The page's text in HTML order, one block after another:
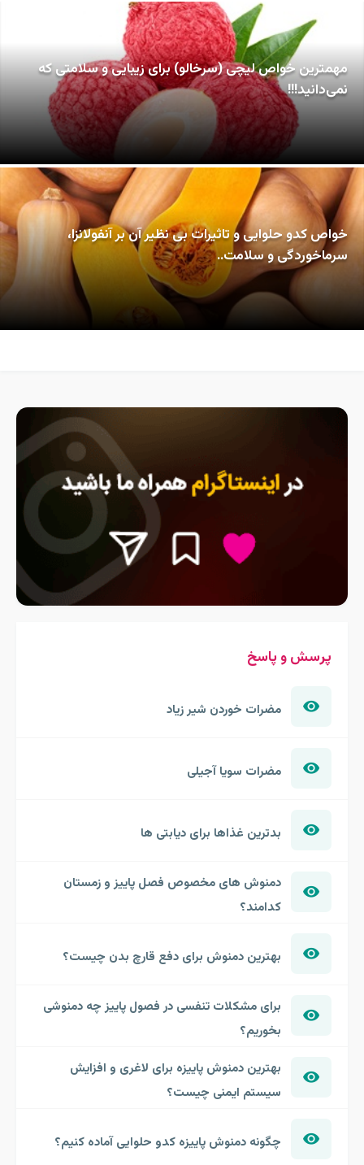
مهمترین خواص لیچی (سرخالو) برای زیبایی و سلامتی که
نمی‌دانید!!!
خواص کدو حلوایی و تاثیرات بی نظیر آن بر آنفولانزا،
سرماخوردگی و سلامت..
پرسش و پاسخ
مضرات خوردن شیر زیاد
مضرات سویا آجیلی
بدترین غذاها برای دیابتی ها
دمنوش های مخصوص فصل پاییز و زمستان
کدامند؟
بهترین دمنوش برای دفع قارچ بدن چیست؟
برای مشکلات تنفسی در فصول پاییز چه دمنوشی
بخوریم؟
بهترین دمنوش پاییزه برای لاغری و افزایش
سیستم ایمنی چیست؟
چگونه دمنوش پاییزه کدو حلوایی آماده کنیم؟